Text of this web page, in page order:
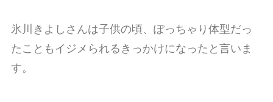
氷川きよしさんは子供の頃、ぽっちゃり体型だっ
たこともイジメられるきっかけになったと言いま
す。